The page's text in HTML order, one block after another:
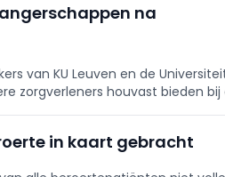
na
van KU Leuven en de
zorgverleners houvast bieden bij
in kaart gebracht